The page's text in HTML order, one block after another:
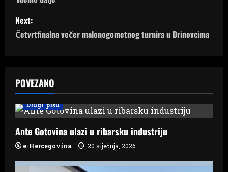
s
t
a
v
i
g
a
Next:
Četvrtfinalna večer malonogometnog turnira u Drinovcima
POVEZANO
Drugi pišu
Ante Gotovina ulazi u ribarsku industriju
e-Hercegovina 20 siječnja, 2026